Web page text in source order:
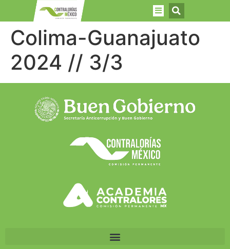
Colima-Guanajuato
2024 // 3/3